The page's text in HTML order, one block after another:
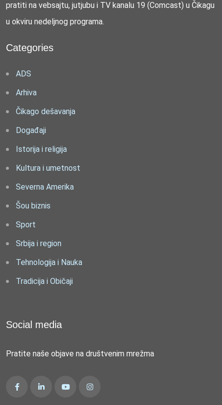
pratiti na vebsajtu, jutjubu i TV kanalu 19 (Comcast) u Čikagu
u okviru nedeljnog programa.
Categories
ADS
Arhiva
Čikago dešavanja
Događaji
Istorija i religija
Kultura i umetnost
Severna Amerika
Šou biznis
Sport
Srbija i region
Tehnologija i Nauka
Tradicija i Običaji
Social media
Pratite naše objave na društvenim mrežma